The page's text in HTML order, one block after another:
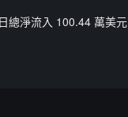
總淨流入 100.44 萬美元